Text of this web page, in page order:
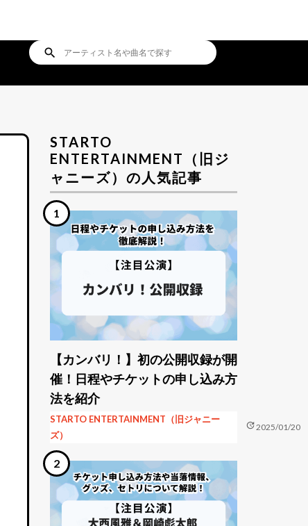
search
STARTO
ENTERTAINMENT（旧ジ
ャニーズ）の人気記事
【カンバリ！】初の公開収録が開
催！日程やチケットの申し込み方
法を紹介
STARTO ENTERTAINMENT（旧ジャニー
ズ）
update2025/01/20